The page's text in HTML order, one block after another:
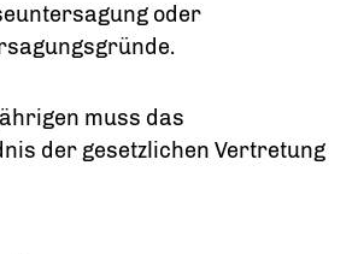
oder
muss das
der gesetzlichen Vertretung